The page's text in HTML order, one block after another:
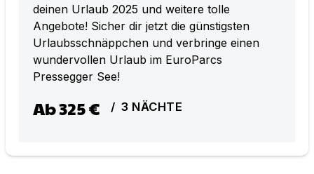
deinen Urlaub 2025 und weitere tolle
Angebote! Sicher dir jetzt die günstigsten
Urlaubsschnäppchen und verbringe einen
wundervollen Urlaub im EuroParcs
Pressegger See!
Ab325 € / 3 NÄCHTE